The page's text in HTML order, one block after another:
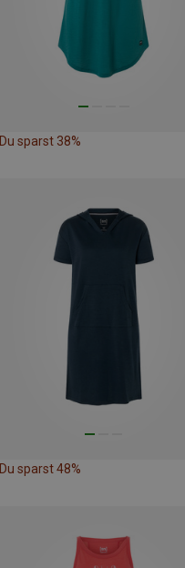
Du sparst 38%
Du sparst 48%